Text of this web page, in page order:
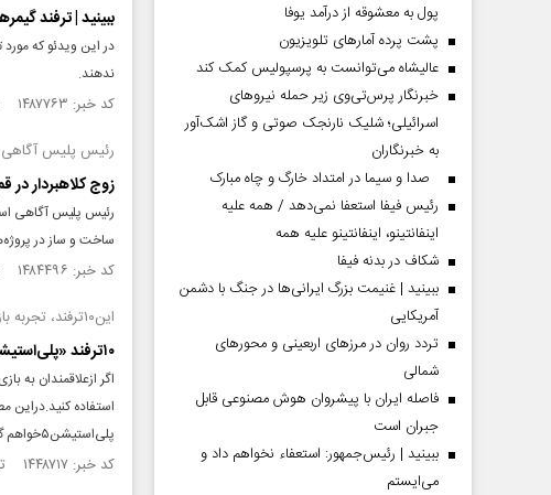
ببینید | ترفند
در این ویدئو که
ندهند.
کد خبر: ۱۴۸۷۷۶۳ تاریخ انتشار : ۱۴۰۳/۱۰/۱۰
رئیس پلیس آگاهی
زوج کلاهبردار در
رئیس پلیس آگاهی
ساخت و ساز در
کد خبر: ۱۴۸۴۴۹۶ تاریخ انتشار : ۱۴۰۳/۰۹/۱۸
این۱۰ترفند، تجربه بازی شما را جذاب‌تر می‌کند
۱۰ترفند «پلی‌استیشن۵» که هر گیمری باید بداند!
پلی‌استیشن۵خواهم گفت.
کد خبر: ۱۴۴۸۷۱۷ تاریخ انتشار : ۱۴۰۲/۱۲/۲۰
پول به معشوقه از درآمد یوفا
پشت پرده آمارهای تلویزیون
عالیشاه می‌توانست به پرسپولیس کمک کند
خبرنگار پرس‌تی‌وی زیر حمله نیروهای
اسرائیلی؛ شلیک نارنجک صوتی و گاز اشک‌آور
به خبرنگاران
صدا و سیما در امتداد خارگ و چاه مبارک
رئیس فیفا استعفا نمی‌دهد / همه علیه
اینفانتینو، اینفانتینو علیه همه
شکاف در بدنه فیفا
ببینید | غنیمت بزرگ ایرانی‌ها در جنگ با دشمن
آمریکایی
تردد روان در مرزهای اربعینی و محورهای
شمالی
فاصله ایران با پیشرو‌ان هوش مصنوعی قابل
جبران است
ببینید | رئیس‌جمهور: استعفاء نخواهم داد و
می‌ایستم